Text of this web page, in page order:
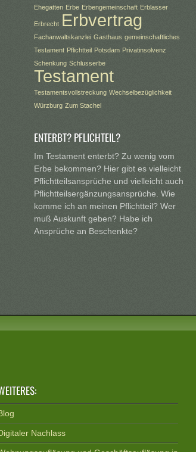
Ehegatten Erbe Erbengemeinschaft Erblasser
Erbrecht Erbvertrag
Fachanwaltskanzlei Gasthaus gemeinschaftliches
Testament Pflichtteil Potsdam Privatinsolvenz
Schenkung Schlusserbe
Testament
Testamentsvollstreckung Wechselbezüglichkeit
Würzburg Zum Stachel
ENTERBT? PFLICHTEIL?
Im Testament enterbt? Zu wenig vom
Erbe bekommen? Hier gibt es vielleicht
Pflichtteilsansprüche und vielleicht auch
Pflichtteilsergänzungsansprüche. Wie
komme ich an meinen Pflichtteil? Wer
muß Auskunft geben? Habe ich
Ansprüche an Beschenkte?
Nachlass